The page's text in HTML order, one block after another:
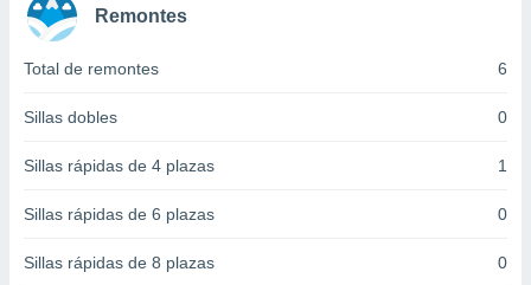
únicos
similares
como
de
en
Remontes
Total de remontes 6
Sillas dobles 0
Sillas rápidas de 4 plazas 1
Sillas rápidas de 6 plazas 0
Sillas rápidas de 8 plazas 0